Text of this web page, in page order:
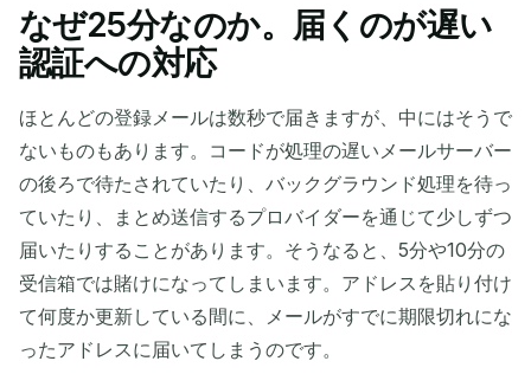
あなたの一時メールアドレ
コピー QR
選択したものを削除 メールを変更 更新
なぜ25分なのか。届くのが遅い
認証への対応
ほとんどの登録メールは数秒で届きますが、中にはそうで
ないものもあります。コードが処理の遅いメールサーバー
の後ろで待たされていたり、バックグラウンド処理を待っ
ていたり、まとめ送信するプロバイダーを通じて少しずつ
届いたりすることがあります。そうなると、5分や10分の
受信箱では賭けになってしまいます。アドレスを貼り付け
て何度か更新している間に、メールがすでに期限切れにな
ったアドレスに届いてしまうのです。